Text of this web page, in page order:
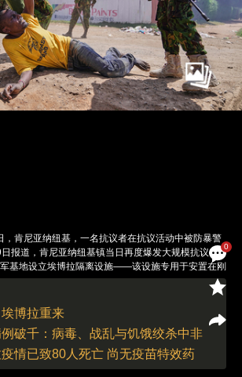
0
，肯尼亚纳纽基，一名抗议者在抗议活动中被防暴警
报道，肯尼亚纳纽基镇当日再度爆发大规模抗议，
基地设立埃博拉隔离设施——该设施专用于安置在刚
的美国公民。数百名示威者高喊“莱基皮亚不是垃圾
泪瓦斯和水炮驱散。一名抗议活动负责人证实，警方
此前一周的抗议已造成2人死亡，肯尼亚高等法院虽
，但施工仍在继续。肯尼亚总统威廉·鲁托对该项目
盟友的这一请求是“不人道的”。华盛顿方面也承诺向
的防灾援助资金。肯尼亚目前还未有埃博拉病例。当
强烈反对将高传染性病毒的潜在携带者带入本国，并
博拉重来
破千：病毒、战乱与饥饿绞杀中非
情已致80人死亡 尚无疫苗特效药